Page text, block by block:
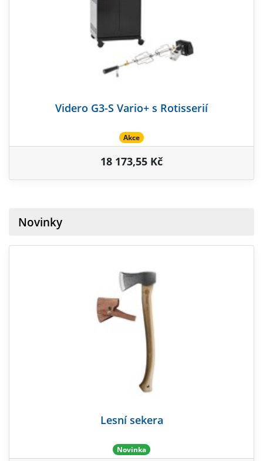
Videro G3-S Vario+ s Rotisserií
Akce
18 173,55 Kč
Novinky
Lesní sekera
Novinka